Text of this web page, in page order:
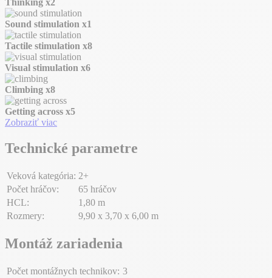
Thinking x2
Sound stimulation x1
Tactile stimulation x8
Visual stimulation x6
Climbing x8
Getting across x5
Zobraziť viac
Technické parametre
Veková kategória: 2+
Počet hráčov:
65 hráčov
HCL:
1,80 m
Rozmery:
9,90 x 3,70 x 6,00 m
Montáž zariadenia
Počet montážnych technikov: 3